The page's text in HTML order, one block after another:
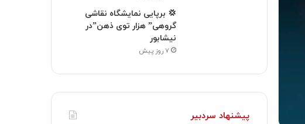
💢 برپایی نمایشگاه نقاشی
گروهی” هزار توی ذهن”در
نیشابور
۷ روز پیش
پیشنهاد سردبیر